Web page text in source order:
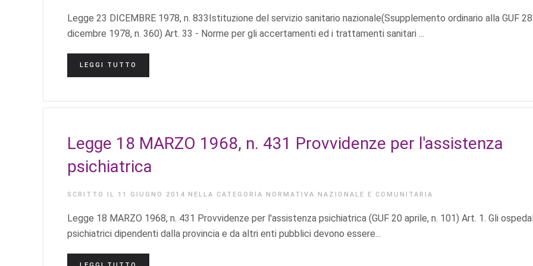
Legge 23 DICEMBRE 1978, n. 833Istituzione del servizio sanitario nazionale(Ssupplemento ordinario alla GUF 28
dicembre 1978, n. 360) Art. 33 - Norme per gli accertamenti ed i trattamenti sanitari ...
LEGGI TUTTO
Legge 18 MARZO 1968, n. 431 Provvidenze per l'assistenza
psichiatrica
SCRITTO IL 11 GIUGNO 2014 NELLA CATEGORIA NORMATIVA NAZIONALE E COMUNITARIA
Legge 18 MARZO 1968, n. 431 Provvidenze per l'assistenza psichiatrica (GUF 20 aprile, n. 101) Art. 1. Gli
psichiatrici dipendenti dalla provincia e da altri enti pubblici devono essere...